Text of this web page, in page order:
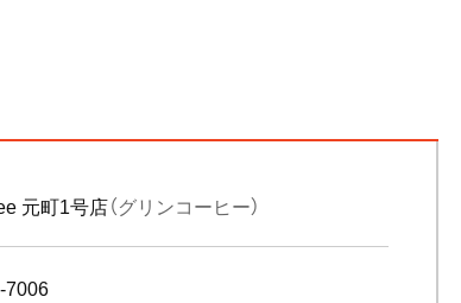
元町1号店（グリンコーヒー）
7006